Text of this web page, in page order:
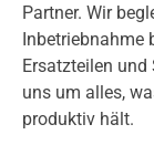
Partner. Wir
Inbetriebnahme
Ersatzteilen und
uns um alles,
produktiv hält.